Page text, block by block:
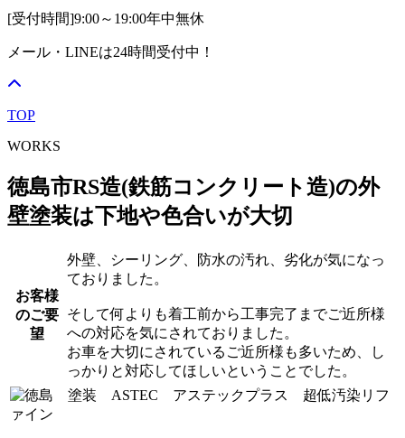
[受付時間]9:00～19:00年中無休
メール・LINEは24時間受付中！
TOP
WORKS
徳島市RS造(鉄筋コンクリート造)の外
壁塗装は下地や色合いが大切
お客様
のご要
望
外壁、シーリング、防水の汚れ、劣化が気になっ
ておりました。
そして何よりも着工前から工事完了までご近所様
への対応を気にされておりました。
お車を大切にされているご近所様も多いため、し
っかりと対応してほしいということでした。